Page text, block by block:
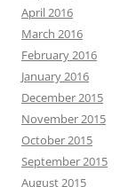
April 2016
March 2016
February 2016
January 2016
December 2015
November 2015
October 2015
September 2015
August 2015